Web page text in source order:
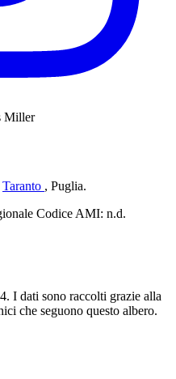
Miller
Taranto , Puglia.
Codice AMI: n.d.
I dati sono raccolti grazie alla
che seguono questo albero.